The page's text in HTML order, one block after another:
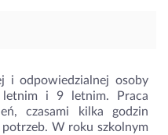
i odpowiedzialnej osoby
i 9 letnim. Praca
czasami kilka godzin
W roku szkolnym